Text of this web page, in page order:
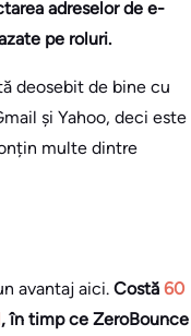
adreselor de e-
pe roluri.
deosebit de bine cu
și Yahoo, deci este
multe dintre
avantaj aici. Costă 60
, în timp ce ZeroBounce